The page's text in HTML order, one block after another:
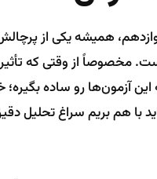
همیشه یکی از
آزمون‌ها رو ساده
با هم بریم سراغ تحلیل